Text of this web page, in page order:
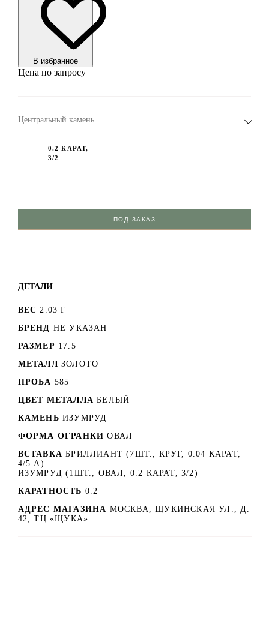
В избранноe
Цена по запросу
Центральный камень
0.2 КАРАТ,
3/2
ПОД ЗАКАЗ
ДЕТАЛИ
ВЕС 2.03 Г
БРЕНД НЕ УКАЗАН
РАЗМЕР 17.5
МЕТАЛЛ ЗОЛОТО
ПРОБА 585
ЦВЕТ МЕТАЛЛА БЕЛЫЙ
КАМЕНЬ ИЗУМРУД
ФОРМА ОГРАНКИ ОВАЛ
ВСТАВКА БРИЛЛИАНТ (7ШТ., КРУГ, 0.04 КАРАТ,
4/5 А)
ИЗУМРУД (1ШТ., ОВАЛ, 0.2 КАРАТ, 3/2)
КАРАТНОСТЬ 0.2
АДРЕС МАГАЗИНА МОСКВА, ЩУКИНСКАЯ УЛ., Д.
42, ТЦ «ЩУКА»